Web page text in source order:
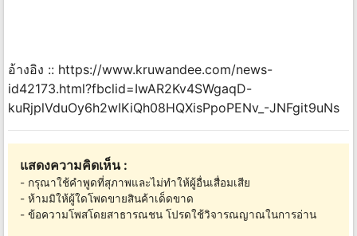
อ้างอิง :: https://www.kruwandee.com/news-
id42173.html?fbclid=IwAR2Kv4SWgaqD-
kuRjplVduOy6h2wIKiQh08HQXisPpoPENv_-JNFgit9uNs
แสดงความคิดเห็น :
- กรุณาใช้คำพูดที่สุภาพและไม่ทำให้ผู้อื่นเสื่อมเสีย
- ห้ามมิให้ผู้ใดโพดขายสินค้าเด็ดขาด
- ข้อความโพสโดยสาธารณชน โปรดใช้วิจารณญาณในการอ่าน